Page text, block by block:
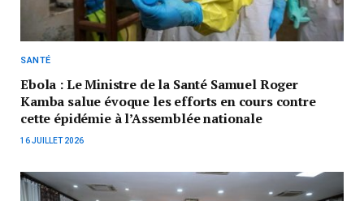
SANTÉ
Ebola : Le Ministre de la Santé Samuel Roger
Kamba salue évoque les efforts en cours contre
cette épidémie à l’Assemblée nationale
16 JUILLET 2026